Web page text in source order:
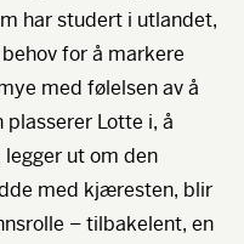
har studert i utlandet,
for å markere
med følelsen av å
Lotte i, å
ut om den
med kjæresten, blir
– tilbakelent, en